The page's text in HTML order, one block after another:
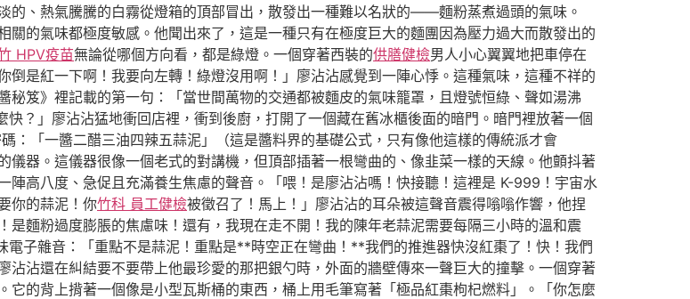
的、熱氣騰騰的白霧從燈箱的頂部冒出，散發出一種難以名狀的——麵粉蒸煮過頭的氣味。
關的氣味都極度敏感。他聞出來了，這是一種只有在極度巨大的麵團因為壓力過大而散發出的
HPV疫苗無論從哪個方向看，都是綠燈。一個穿著西裝的供膳健檢男人小心翼翼地把車停在
是紅一下啊！我要向左轉！綠燈沒用啊！」廖沾沾感覺到一陣心悸。這種氣味，這種不祥的
秘笈》裡記載的第一句：「當世間萬物的交通都被麵皮的氣味籠罩，且燈號恒綠、聲如湯沸
？」廖沾沾猛地衝回店裡，衝到後廚，打開了一個藏在舊冰櫃後面的暗門。暗門裡放著一個
：「一醬二醋三油四辣五蒜泥」（這是醬料界的基礎公式，只有像他這樣的傳統派才會
器。這儀器很像一個老式的對講機，但頂部插著一根彎曲的、像韭菜一樣的天線。他顫抖著
高八度、急促且充滿養生焦慮的聲音。「喂！是廖沾沾嗎！快接聽！這裡是 K-999！宇宙水
你的蒜泥！你竹科 員工健檢被徵召了！馬上！」廖沾沾的耳朵被這聲音震得嗡嗡作響，他捏
麵粉過度膨脹的焦慮味！還有，我現在走不開！我的陳年老蒜泥需要每隔三小時的溫和震
子雜音：「重點不是蒜泥！重點是**時空正在彎曲！**我們的推進器快沒紅棗了！快！我們
沾還在糾結要不要帶上他最珍愛的那把銀勺時，外面的牆壁傳來一聲巨大的撞擊。一個穿著
的背上揹著一個像是小型瓦斯桶的東西，桶上用毛筆寫著「極品紅棗枸杞燃料」。「你怎麼